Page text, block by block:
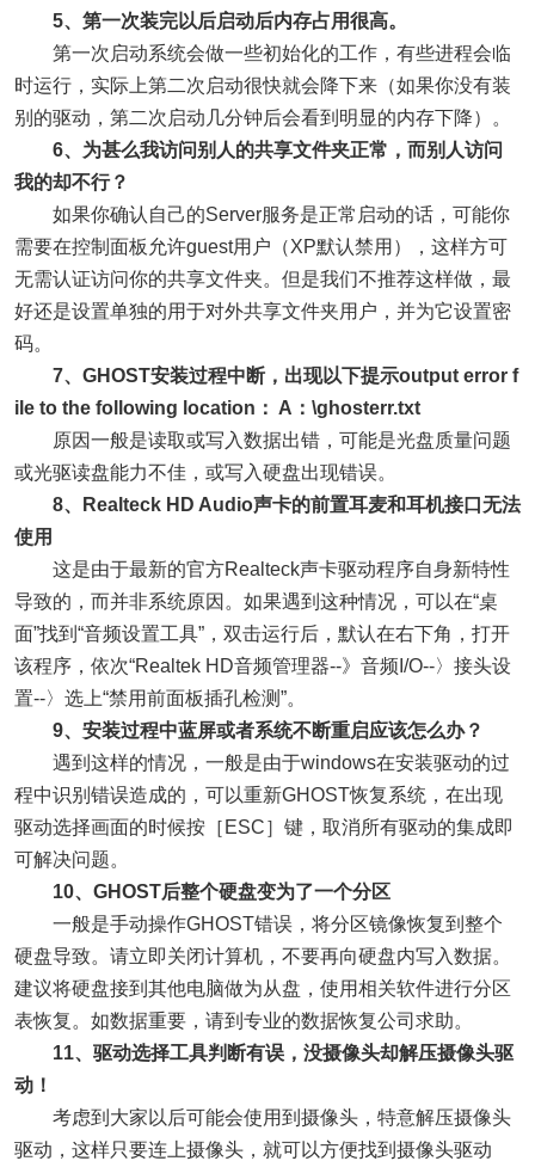
5、第一次装完以后启动后内存占用很高。
第一次启动系统会做一些初始化的工作，有些进程会临
时运行，实际上第二次启动很快就会降下来（如果你没有装
别的驱动，第二次启动几分钟后会看到明显的内存下降）。
6、为甚么我访问别人的共享文件夹正常，而别人访问
我的却不行？
如果你确认自己的Server服务是正常启动的话，可能你
需要在控制面板允许guest用户（XP默认禁用），这样方可
无需认证访问你的共享文件夹。但是我们不推荐这样做，最
好还是设置单独的用于对外共享文件夹用户，并为它设置密
码。
7、GHOST安装过程中断，出现以下提示output error f
ile to the following location： A：\ghosterr.txt
原因一般是读取或写入数据出错，可能是光盘质量问题
或光驱读盘能力不佳，或写入硬盘出现错误。
8、Realteck HD Audio声卡的前置耳麦和耳机接口无法
使用
这是由于最新的官方Realteck声卡驱动程序自身新特性
导致的，而并非系统原因。如果遇到这种情况，可以在“桌
面”找到“音频设置工具”，双击运行后，默认在右下角，打开
该程序，依次“Realtek HD音频管理器--》音频I/O--〉接头设
置--〉选上“禁用前面板插孔检测”。
9、安装过程中蓝屏或者系统不断重启应该怎么办？
遇到这样的情况，一般是由于windows在安装驱动的过
程中识别错误造成的，可以重新GHOST恢复系统，在出现
驱动选择画面的时候按［ESC］键，取消所有驱动的集成即
可解决问题。
10、GHOST后整个硬盘变为了一个分区
一般是手动操作GHOST错误，将分区镜像恢复到整个
硬盘导致。请立即关闭计算机，不要再向硬盘内写入数据。
建议将硬盘接到其他电脑做为从盘，使用相关软件进行分区
表恢复。如数据重要，请到专业的数据恢复公司求助。
11、驱动选择工具判断有误，没摄像头却解压摄像头驱
动！
考虑到大家以后可能会使用到摄像头，特意解压摄像头
驱动，这样只要连上摄像头，就可以方便找到摄像头驱动